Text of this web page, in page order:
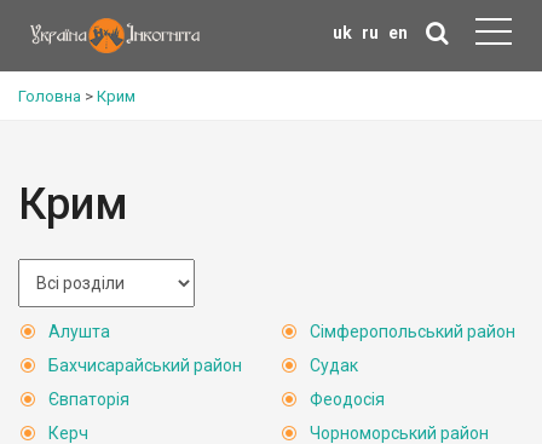
uk ru en
Головна > Крим
Крим
Алушта
Бахчисарайський район
Євпаторія
Керч
Сімферопольський район
Судак
Феодосія
Чорноморський район